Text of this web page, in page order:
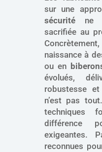
sur une
sécuriténe
sacrifiée au
naissance à
ou en
évolués,
robustesse
n’est pas
techniques
différence
exigeantes.
reconnues